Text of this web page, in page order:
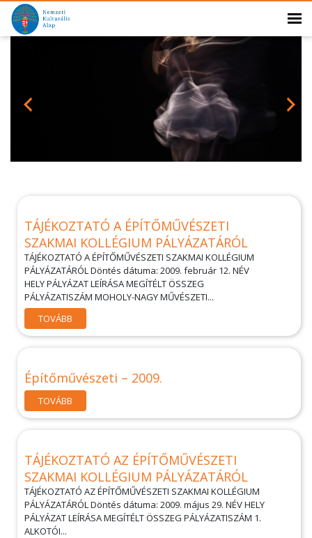
TÁJÉKOZTATÓ A ÉPÍTŐMŰVÉSZETI
SZAKMAI KOLLÉGIUM PÁLYÁZATÁRÓL
TÁJÉKOZTATÓ A ÉPÍTŐMŰVÉSZETI SZAKMAI KOLLÉGIUM
PÁLYÁZATÁRÓL Döntés dátuma: 2009. február 12. NÉV
HELY PÁLYÁZAT LEÍRÁSA MEGÍTÉLT ÖSSZEG
PÁLYÁZATISZÁM MOHOLY-NAGY MŰVÉSZETI...
TOVÁBB
Építőművészeti – 2009.
TOVÁBB
TÁJÉKOZTATÓ AZ ÉPÍTŐMŰVÉSZETI
SZAKMAI KOLLÉGIUM PÁLYÁZATÁRÓL
TÁJÉKOZTATÓ AZ ÉPÍTŐMŰVÉSZETI SZAKMAI KOLLÉGIUM
PÁLYÁZATÁRÓL Döntés dátuma: 2009. május 29. NÉV HELY
PÁLYÁZAT LEÍRÁSA MEGÍTÉLT ÖSSZEG PÁLYÁZATISZÁM 1.
ALKOTÓI...